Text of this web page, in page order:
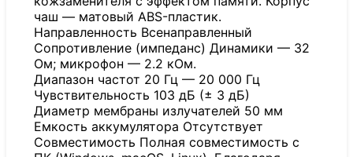
чаш — матовый ABS-пластик.
Направленность Всенаправленный
Сопротивление (импеданс) Динамики — 32
Ом; микрофон — 2.2 кОм.
Диапазон частот 20 Гц — 20 000 Гц
Чувствительность 103 дБ (± 3 дБ)
Диаметр мембраны излучателей 50 мм
Емкость аккумулятора Отсутствует
Совместимость Полная совместимость с